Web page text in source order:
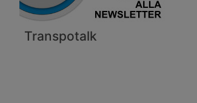
Transpotalk